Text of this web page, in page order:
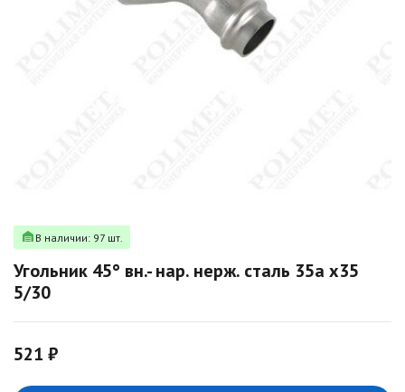
В наличии: 97 шт.
Угольник 45° вн.- нар. нерж. сталь 35а х35
5/30
521 ₽